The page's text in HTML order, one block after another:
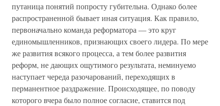
путаница понятий попросту губительна. Однако более
распространенной бывает иная ситуация. Как правило,
первоначально команда реформатора — это круг
единомышленников, признающих своего лидера. По мере
же развития всякого процесса, а тем более развития
реформ, не дающих ощутимого результата, неминуемо
наступает череда разочарований, переходящих в
перманентное раздражение. Происходящее, по поводу
которого вчера было полное согласие, ставится под